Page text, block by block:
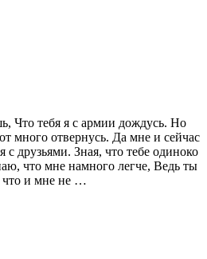
Что тебя я с армии дождусь. Но
много отвернусь. Да мне и сейчас
с друзьями. Зная, что тебе одиноко
что мне намного легче, Ведь ты
что и мне не …